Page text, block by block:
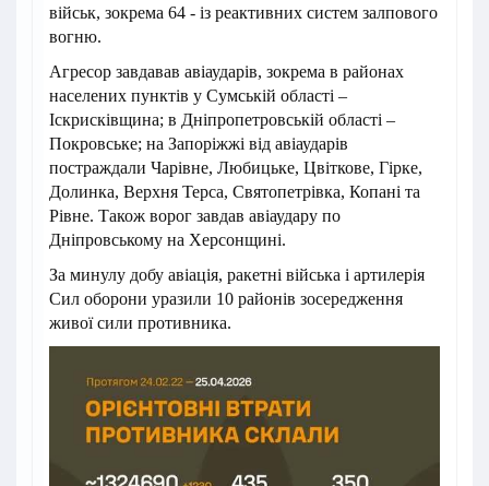
військ, зокрема 64 - із реактивних систем залпового
вогню.
Агресор завдавав авіаударів, зокрема в районах
населених пунктів у Сумській області –
Іскрисківщина; в Дніпропетровській області –
Покровське; на Запоріжжі від авіаударів
постраждали Чарівне, Любицьке, Цвіткове, Гірке,
Долинка, Верхня Терса, Святопетрівка, Копані та
Рівне. Також ворог завдав авіаудару по
Дніпровському на Херсонщині.
За минулу добу авіація, ракетні війська і артилерія
Сил оборони уразили 10 районів зосередження
живої сили противника.